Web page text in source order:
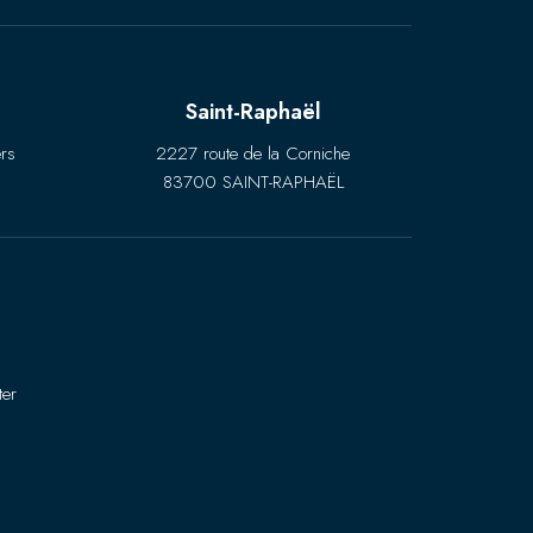
Saint-Raphaël
2227 route de la Corniche
83700 SAINT-RAPHAËL